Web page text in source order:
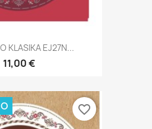
KLASIKA EJ27N...
11,00 €
favorite_border